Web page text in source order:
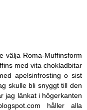
välja Roma-Muffinsform
med vita chokladbitar
apelsinfrosting o sist
skulle bli snyggt till den
jag länkat i högerkanten
håller alla